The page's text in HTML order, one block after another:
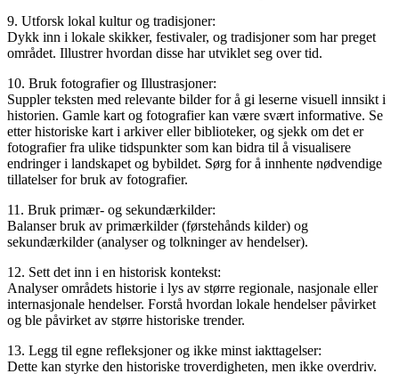
9. Utforsk lokal kultur og tradisjoner:
Dykk inn i lokale skikker, festivaler, og tradisjoner som har preget
området. Illustrer hvordan disse har utviklet seg over tid.
10. Bruk fotografier og Illustrasjoner:
Suppler teksten med relevante bilder for å gi leserne visuell innsikt i
historien. Gamle kart og fotografier kan være svært informative. Se
etter historiske kart i arkiver eller biblioteker, og sjekk om det er
fotografier fra ulike tidspunkter som kan bidra til å visualisere
endringer i landskapet og bybildet. Sørg for å innhente nødvendige
tillatelser for bruk av fotografier.
11. Bruk primær- og sekundærkilder:
Balanser bruk av primærkilder (førstehånds kilder) og
sekundærkilder (analyser og tolkninger av hendelser).
12. Sett det inn i en historisk kontekst:
Analyser områdets historie i lys av større regionale, nasjonale eller
internasjonale hendelser. Forstå hvordan lokale hendelser påvirket
og ble påvirket av større historiske trender.
13. Legg til egne refleksjoner og ikke minst iakttagelser:
Dette kan styrke den historiske troverdigheten, men ikke overdriv.